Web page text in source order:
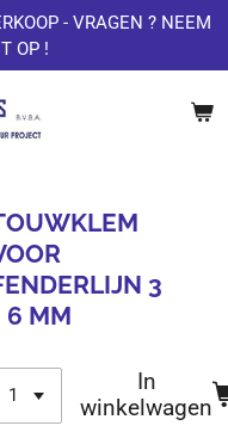
- VRAGEN ? NEEM
OP !
3
6 MM
In
winkelwagen